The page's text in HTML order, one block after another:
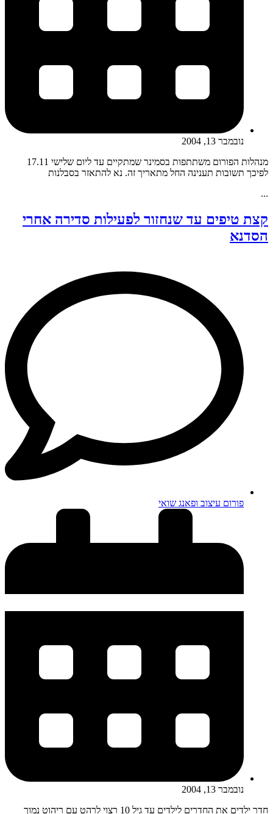
נובמבר 13, 2004
מנהלות הפורום משתתפות בסמינר שמתקיים עד ליום שלישי 17.11
לפיכך תשובות תענינה החל מתאריך זה. נא להתאזר בסבלנות
...
קצת טיפים עד שנחזור לפעילות סדירה אחרי
הסדנא
פורום עיצוב ופאנג שואי
נובמבר 13, 2004
חדר ילדים את החדרים לילדים עד גיל 10 רצוי לרהט עם ריהוט נמוך